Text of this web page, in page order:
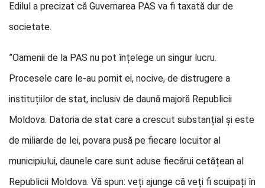
Edilul a precizat că Guvernarea PAS va fi taxată dur de
societate.
”Oamenii de la PAS nu pot înțelege un singur lucru.
Procesele care le-au pornit ei, nocive, de distrugere a
instituțiilor de stat, inclusiv de daună majoră Republicii
Moldova. Datoria de stat care a crescut substanțial și este
de miliarde de lei, povara pusă pe fiecare locuitor al
municipiului, daunele care sunt aduse fiecărui cetățean al
Republicii Moldova. Vă spun: veți ajunge că veți fi scuipați în